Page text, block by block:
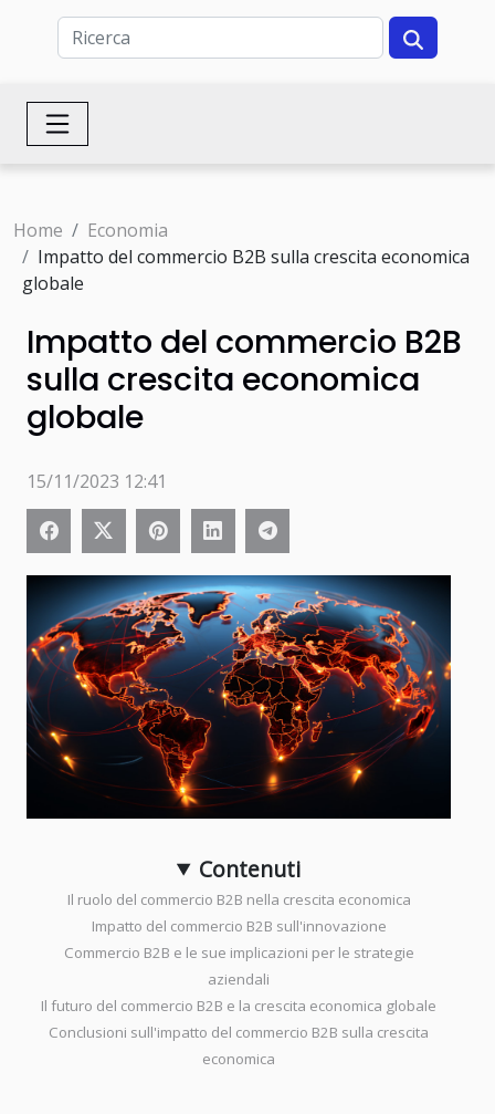
Home
Economia
Impatto del commercio B2B sulla crescita economica
globale
Impatto del commercio B2B
sulla crescita economica
globale
15/11/2023 12:41
Contenuti
Il ruolo del commercio B2B nella crescita economica
Impatto del commercio B2B sull'innovazione
Commercio B2B e le sue implicazioni per le strategie
aziendali
Il futuro del commercio B2B e la crescita economica globale
Conclusioni sull'impatto del commercio B2B sulla crescita
economica